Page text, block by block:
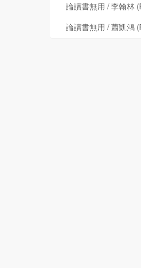
論讀書無用 / 李翰林
論讀書無用 / 蕭凱鴻